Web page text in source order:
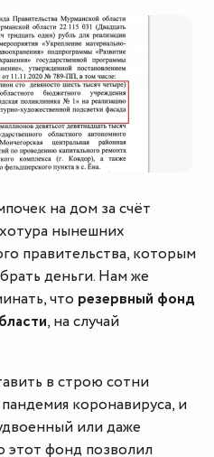
на дом за счёт
нынешних
правительства, которым
деньги. Нам же
что резервный фонд
, на случай
в строю сотни
коронавируса, и
или даже
этот фонд позволил